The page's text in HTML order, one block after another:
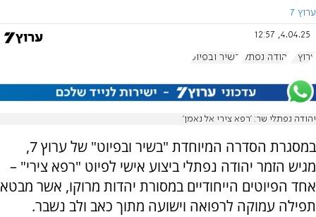
ערוץ 7
4.04.25, 12:57
ערוץ 7 יהודה נפתלי בשיר ובפיוט
יהודה נפתלי שר: 'רפא צירי אל נאמן'
במסגרת הסדרה המיוחדת "בשיר ובפיוט" של ערוץ 7,
מגיש הזמר יהודה נפתלי ביצוע אישי לפיוט "רפא צירי" –
אחד הפיוטים הייחודיים במסורת יהדות מרוקו, אשר מבטא
תפילה עמוקה לרפואה וישועה מתוך כאב ולב נשבר.